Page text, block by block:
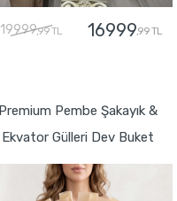
19999,99 TL 16999,99 TL
Premium Pembe Şakayık &
Ekvator Gülleri Dev Buket